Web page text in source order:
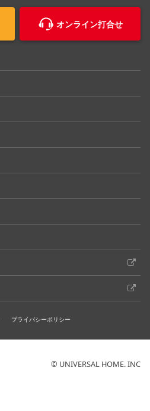
オンライン打合せ
プライバシーポリシー
© UNIVERSAL HOME. INC